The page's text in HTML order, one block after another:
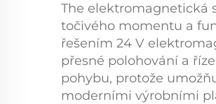
The elektromagnetická
točivého momentu a
řešením 24 V
přesné polohování a
pohybu, protože
moderními výrobními